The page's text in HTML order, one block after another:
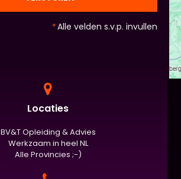
*Alle velden s.v.p. invullen
Locaties
BV&T Opleiding & Advies
Werkzaam in heel NL
Alle Provincies ;-)